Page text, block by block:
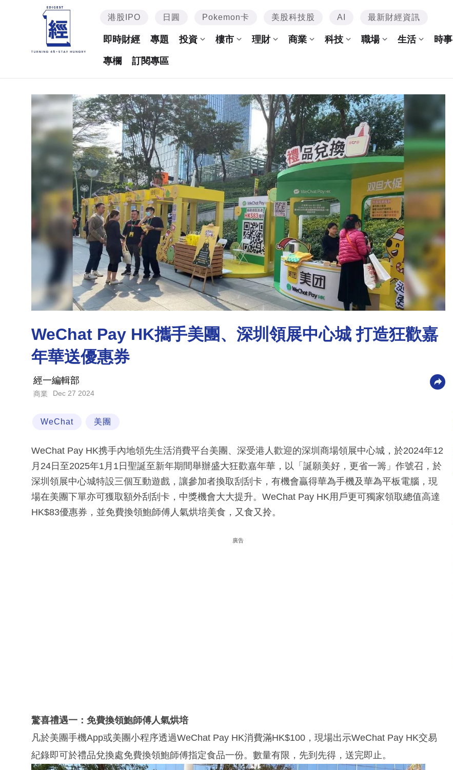
港股IPO 日圓 Pokemon卡 美股科技股 AI 最新財經資訊
即時財經 專題 投資 樓市 理財 商業 科技 職場 生活 時事
專欄 訂閱專區
WeChat Pay HK攜手美團、深圳領展中心城 打造狂歡嘉
年華送優惠券
經一編輯部
商業 Dec 27 2024
WeChat 美團
WeChat Pay HK携手內地領先生活消費平台美團、深受港人歡迎的深圳商場領展中心城，於2024年12
月24日至2025年1月1日聖誕至新年期間舉辦盛大狂歡嘉年華，以「誕願美好，更省一籌」作號召，於
深圳領展中心城特設三個互動遊戲，讓參加者換取刮刮卡，有機會贏得華為手機及華為平板電腦，現
場在美團下單亦可獲取額外刮刮卡，中獎機會大大提升。WeChat Pay HK用戶更可獨家領取總值高達
HK$83優惠券，並免費換領鮑師傅人氣烘培美食，又食又拎。
廣告
驚喜禮遇一： 免費換領鮑師傅人氣烘培
凡於美團手機App或美團小程序透過WeChat Pay HK消費滿HK$100，現場出示WeChat Pay HK交易
紀錄即可於禮品兌換處免費換領鮑師傅指定食品一份。數量有限，先到先得，送完即止。